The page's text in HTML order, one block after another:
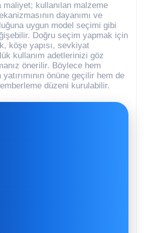
maliyet; kullanılan malzeme
dayanımı ve
uygun model seçimi gibi
Doğru seçim yapmak için
köşe yapısı, sevkiyat
kullanım adetlerinizi göz
önerilir. Böylece hem
önüne geçilir hem de
düzeni kurulabilir.